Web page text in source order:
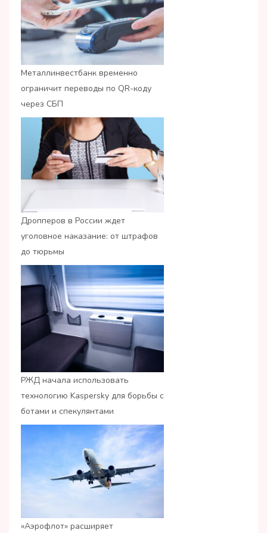
Металлинвестбанк временно
ограничит переводы по QR-коду
через СБП
Дропперов в России ждет
уголовное наказание: от штрафов
до тюрьмы
РЖД начала использовать
технологию Kaspersky для борьбы с
ботами и спекулянтами
«Аэрофлот» расширяет